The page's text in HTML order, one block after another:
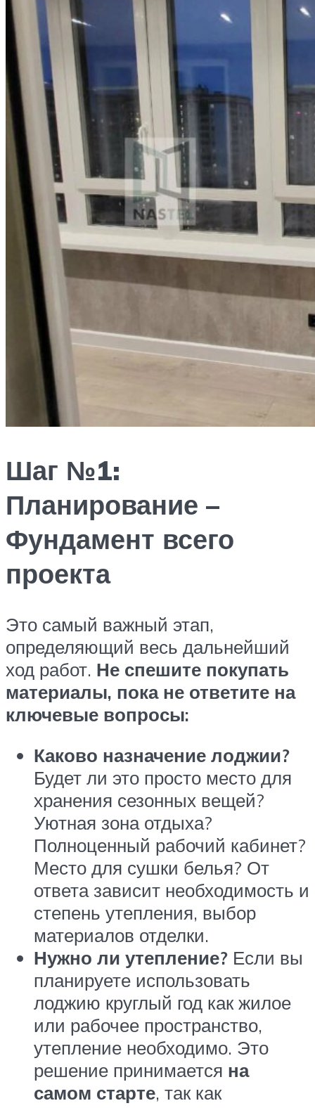
Шаг №1:
Планирование –
Фундамент всего
проекта
Это самый важный этап,
определяющий весь дальнейший
ход работ. Не спешите покупать
материалы, пока не ответите на
ключевые вопросы:
Каково назначение лоджии?
Будет ли это просто место для
хранения сезонных вещей?
Уютная зона отдыха?
Полноценный рабочий кабинет?
Место для сушки белья? От
ответа зависит необходимость и
степень утепления, выбор
материалов отделки.
Нужно ли утепление? Если вы
планируете использовать
лоджию круглый год как жилое
или рабочее пространство,
утепление необходимо. Это
решение принимается на
самом старте, так как